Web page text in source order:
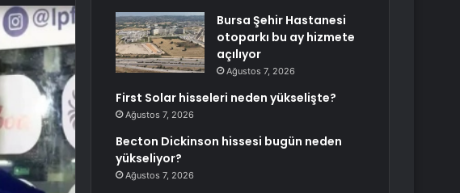
Bursa Şehir Hastanesi
otoparkı bu ay hizmete
açılıyor
Ağustos 7, 2026
First Solar hisseleri neden yükselişte?
Ağustos 7, 2026
Becton Dickinson hissesi bugün neden
yükseliyor?
Ağustos 7, 2026